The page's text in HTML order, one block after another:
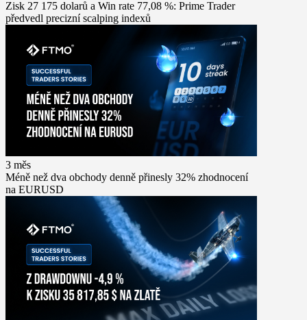
Zisk 27 175 dolarů a Win rate 77,08 %: Prime Trader
předvedl precizní scalping indexů
3 měs
Méně než dva obchody denně přinesly 32% zhodnocení
na EURUSD